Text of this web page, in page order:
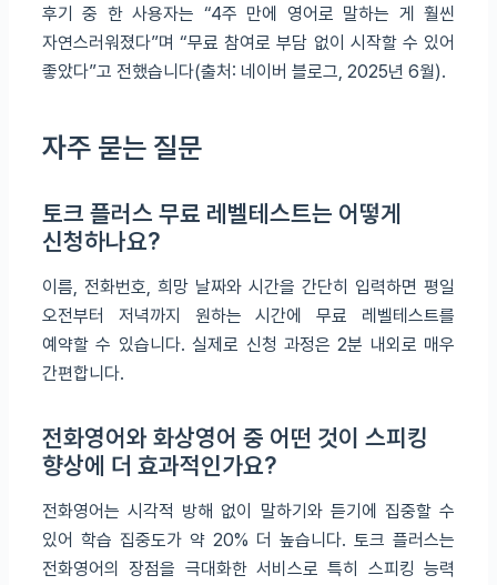
후기 중 한 사용자는 “4주 만에 영어로 말하는 게 훨씬
자연스러워졌다”며 “무료 참여로 부담 없이 시작할 수 있어
좋았다”고 전했습니다(출처: 네이버 블로그, 2025년 6월).
자주 묻는 질문
토크 플러스 무료 레벨테스트는 어떻게
신청하나요?
이름, 전화번호, 희망 날짜와 시간을 간단히 입력하면 평일
오전부터 저녁까지 원하는 시간에 무료 레벨테스트를
예약할 수 있습니다. 실제로 신청 과정은 2분 내외로 매우
간편합니다.
전화영어와 화상영어 중 어떤 것이 스피킹
향상에 더 효과적인가요?
전화영어는 시각적 방해 없이 말하기와 듣기에 집중할 수
있어 학습 집중도가 약 20% 더 높습니다. 토크 플러스는
전화영어의 장점을 극대화한 서비스로 특히 스피킹 능력